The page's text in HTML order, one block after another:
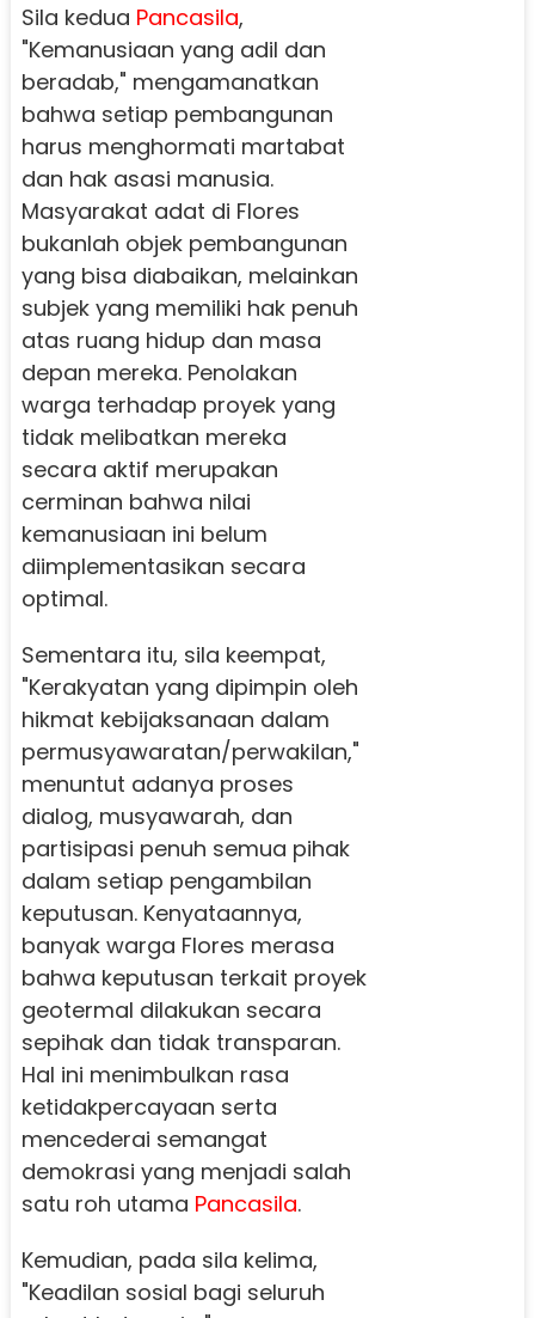
Sila kedua Pancasila,
"Kemanusiaan yang adil dan
beradab," mengamanatkan
bahwa setiap pembangunan
harus menghormati martabat
dan hak asasi manusia.
Masyarakat adat di Flores
bukanlah objek pembangunan
yang bisa diabaikan, melainkan
subjek yang memiliki hak penuh
atas ruang hidup dan masa
depan mereka. Penolakan
warga terhadap proyek yang
tidak melibatkan mereka
secara aktif merupakan
cerminan bahwa nilai
kemanusiaan ini belum
diimplementasikan secara
optimal.
Sementara itu, sila keempat,
"Kerakyatan yang dipimpin oleh
hikmat kebijaksanaan dalam
permusyawaratan/perwakilan,"
menuntut adanya proses
dialog, musyawarah, dan
partisipasi penuh semua pihak
dalam setiap pengambilan
keputusan. Kenyataannya,
banyak warga Flores merasa
bahwa keputusan terkait proyek
geotermal dilakukan secara
sepihak dan tidak transparan.
Hal ini menimbulkan rasa
ketidakpercayaan serta
mencederai semangat
demokrasi yang menjadi salah
satu roh utama Pancasila.
Kemudian, pada sila kelima,
"Keadilan sosial bagi seluruh